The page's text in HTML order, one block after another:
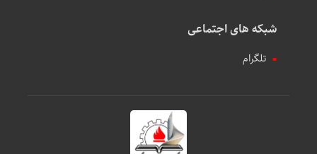
شبکه های اجتماعی
تلگرام